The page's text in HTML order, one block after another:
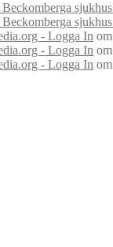
- Logga In om
- Logga In om
- Logga In om